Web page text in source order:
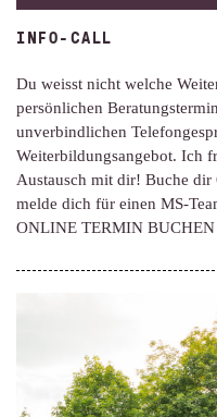
INFO-CALL
Du weisst nicht welche
persönlichen
unverbindlichen
Weiterbildungsangebot. Ich
Austausch mit dir! Buche
melde dich für einen MS-
ONLINE TERMIN